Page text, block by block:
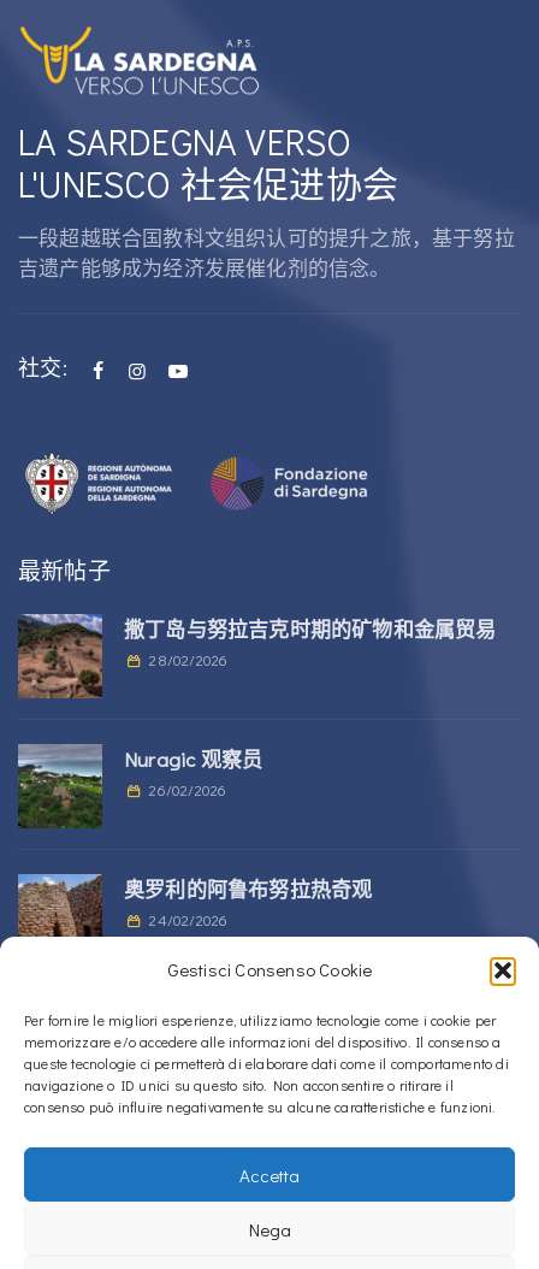
Gestisci Consenso Cookie
Per fornire le migliori esperienze, utilizziamo tecnologie come i cookie per
memorizzare e/o accedere alle informazioni del dispositivo. Il consenso a
queste tecnologie ci permetterà di elaborare dati come il comportamento di
navigazione o ID unici su questo sito. Non acconsentire o ritirare il
consenso può influire negativamente su alcune caratteristiche e funzioni.
Accetta
Nega
LA SARDEGNA VERSO
L'UNESCO 社会促进协会
一段超越联合国教科文组织认可的提升之旅，基于努拉
吉遗产能够成为经济发展催化剂的信念。
社交:
最新帖子
撒丁岛与努拉吉克时期的矿物和金属贸易
28/02/2026
Nuragic 观察员
26/02/2026
奥罗利的阿鲁布努拉热奇观
24/02/2026
位于 Alà dei Sardi 的 Sos Nurattolos
Nuragic 建筑群
23/02/2026
Copyright © 2020 – 2026La Sardegna verso l'Unesco